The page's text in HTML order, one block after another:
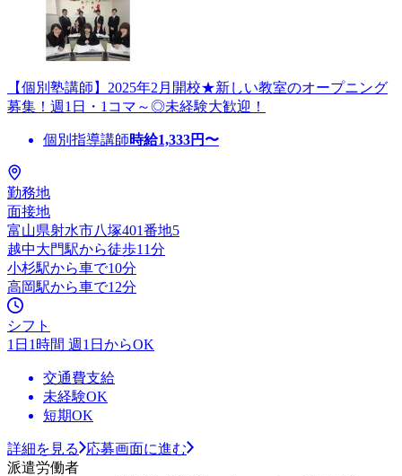
【個別塾講師】2025年2月開校★新しい教室のオープニング
募集！週1日・1コマ～◎未経験大歓迎！
個別指導講師時給1,333円〜
勤務地
面接地
富山県射水市八塚401番地5
越中大門駅から徒歩11分
小杉駅から車で10分
高岡駅から車で12分
シフト
1日1時間 週1日からOK
交通費支給
未経験OK
短期OK
詳細を見る
応募画面に進む
派遣労働者